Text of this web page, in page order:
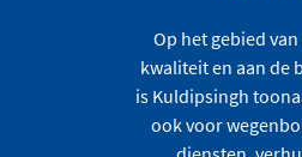
Op het gebied
kwaliteit en aan de
is Kuldipsingh
ook voor